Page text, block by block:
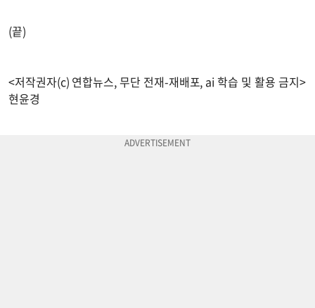
(끝)
<저작권자(c) 연합뉴스, 무단 전재-재배포, ai 학습 및 활용 금지>
현윤경